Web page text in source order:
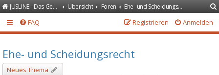
JUSLINE - Das Gesetzeportal Übersicht Foren Ehe- und Scheidungsrecht
FAQ Anmelden
Registrieren
Ehe- und Scheidungsrecht
Neues Thema